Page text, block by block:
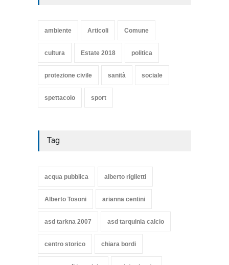
TARQUINIA
ambiente Articoli Comune
cultura Estate 2018 politica
protezione civile sanità sociale
spettacolo sport
Tag
acqua pubblica alberto riglietti
Alberto Tosoni arianna centini
asd tarkna 2007 asd tarquinia calcio
centro storico chiara bordi